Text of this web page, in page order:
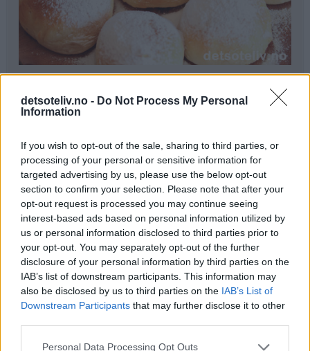
detsoteliv.no - Do Not Process My Personal
Information
If you wish to opt-out of the sale, sharing to third parties, or
processing of your personal or sensitive information for
targeted advertising by us, please use the below opt-out
section to confirm your selection. Please note that after your
opt-out request is processed you may continue seeing
interest-based ads based on personal information utilized by
us or personal information disclosed to third parties prior to
your opt-out. You may separately opt-out of the further
disclosure of your personal information by third parties on the
IAB’s list of downstream participants. This information may
also be disclosed by us to third parties on the IAB’s List of
Downstream Participants that may further disclose it to other
Personal Data Processing Opt Outs
1 liter melk
250 g melis
100 g gjær
0,5 ts kardemomme
1,5 kg hvetemel
Pynt:
melisdryss
Fremgangsmåte
Kok opp melk, smør og melis. Avkjøl blandingen til den